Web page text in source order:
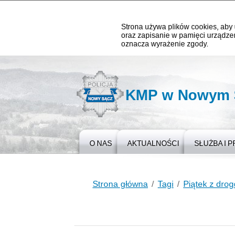
Strona używa plików cookies,
oraz zapisanie w pamięci
oznacza wyrażenie zgody.
KMP w Nowym
O NAS AKTUALNOŚCI SŁUŻBA I
Strona główna Tagi Piątek z